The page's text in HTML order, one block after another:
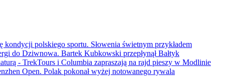
kondycji polskiego sportu. Słowenia świetnym przykładem
do Dziwnowa. Bartek Kubkowski przepłynął Bałtyk
- TrekTours i Columbia zapraszają na rajd pieszy w Modlinie
Open. Polak pokonał wyżej notowanego rywala